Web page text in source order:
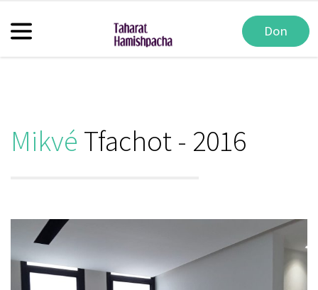
Don
Mikvé Tfachot - 2016